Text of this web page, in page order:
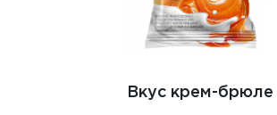
Вкус крем-брюле